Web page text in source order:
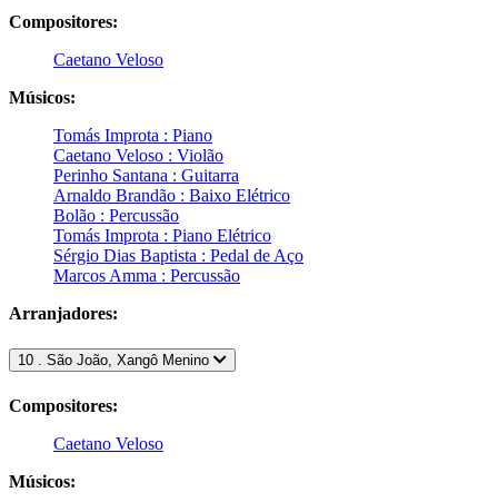
Compositores:
Caetano Veloso
Músicos:
Tomás Improta : Piano
Caetano Veloso : Violão
Perinho Santana : Guitarra
Arnaldo Brandão : Baixo Elétrico
Bolão : Percussão
Tomás Improta : Piano Elétrico
Sérgio Dias Baptista : Pedal de Aço
Marcos Amma : Percussão
Arranjadores:
10 . São João, Xangô Menino
Compositores:
Caetano Veloso
Músicos: